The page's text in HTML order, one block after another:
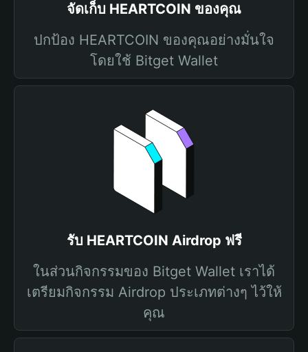
จัดเก็บ HEARTCOIN ของคุณ
ปกป้อง HEARTCOIN ของคุณอย่างมั่นใจ
โดยใช้ Bitget Wallet
รับ HEARTCOIN Airdrop ฟรี
ในส่วนกิจกรรมของ Bitget Wallet เราได้
เตรียมกิจกรรม Airdrop ประเภทต่างๆ ไว้ให้
คุณ